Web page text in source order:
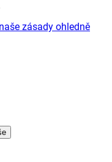
naše zásady ohledně